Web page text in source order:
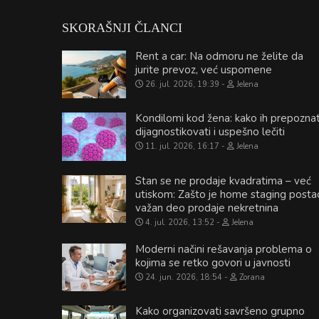
SKORAŠNJI ČLANCI
Rent a car: Na odmoru ne želite da
jurite prevoz, već uspomene
26. jul. 2026, 19:39 Jelena
Kondilomi kod žena: kako ih
dijagnostikovati i uspešno lečiti
11. jul. 2026, 16:17 Jelena
Stan se ne prodaje kvadratima – već
utiskom: Zašto je home staging
važan deo prodaje nekretnina
4. jul. 2026, 13:52 Jelena
Moderni načini rešavanja problema o
kojima se retko govori u javnosti
24. jun. 2026, 18:54 Zorana
Kako organizovati savršeno grupno